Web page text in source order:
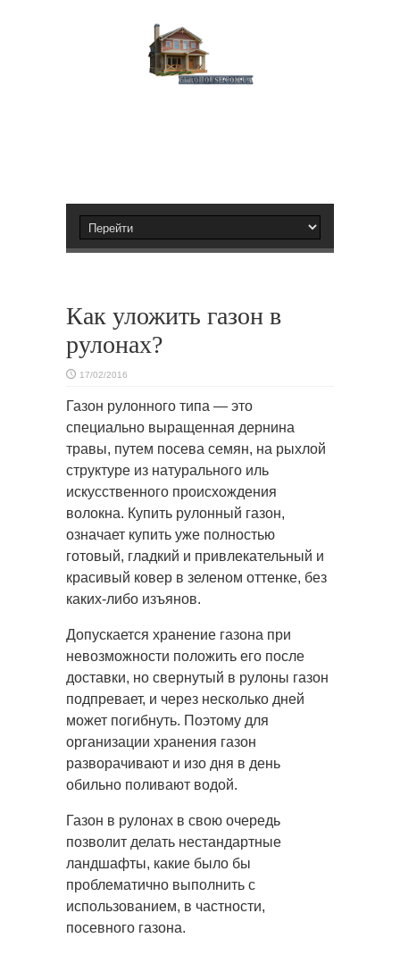
Как уложить газон в
рулонах?
17/02/2016
Газон рулонного типа — это
специально выращенная дернина
травы, путем посева семян, на рыхлой
структуре из натурального иль
искусственного происхождения
волокна. Купить рулонный газон,
означает купить уже полностью
готовый, гладкий и привлекательный и
красивый ковер в зеленом оттенке, без
каких-либо изъянов.
Допускается хранение газона при
невозможности положить его после
доставки, но свернутый в рулоны газон
подпревает, и через несколько дней
может погибнуть. Поэтому для
организации хранения газон
разворачивают и изо дня в день
обильно поливают водой.
Газон в рулонах в свою очередь
позволит делать нестандартные
ландшафты, какие было бы
проблематично выполнить с
использованием, в частности,
посевного газона.